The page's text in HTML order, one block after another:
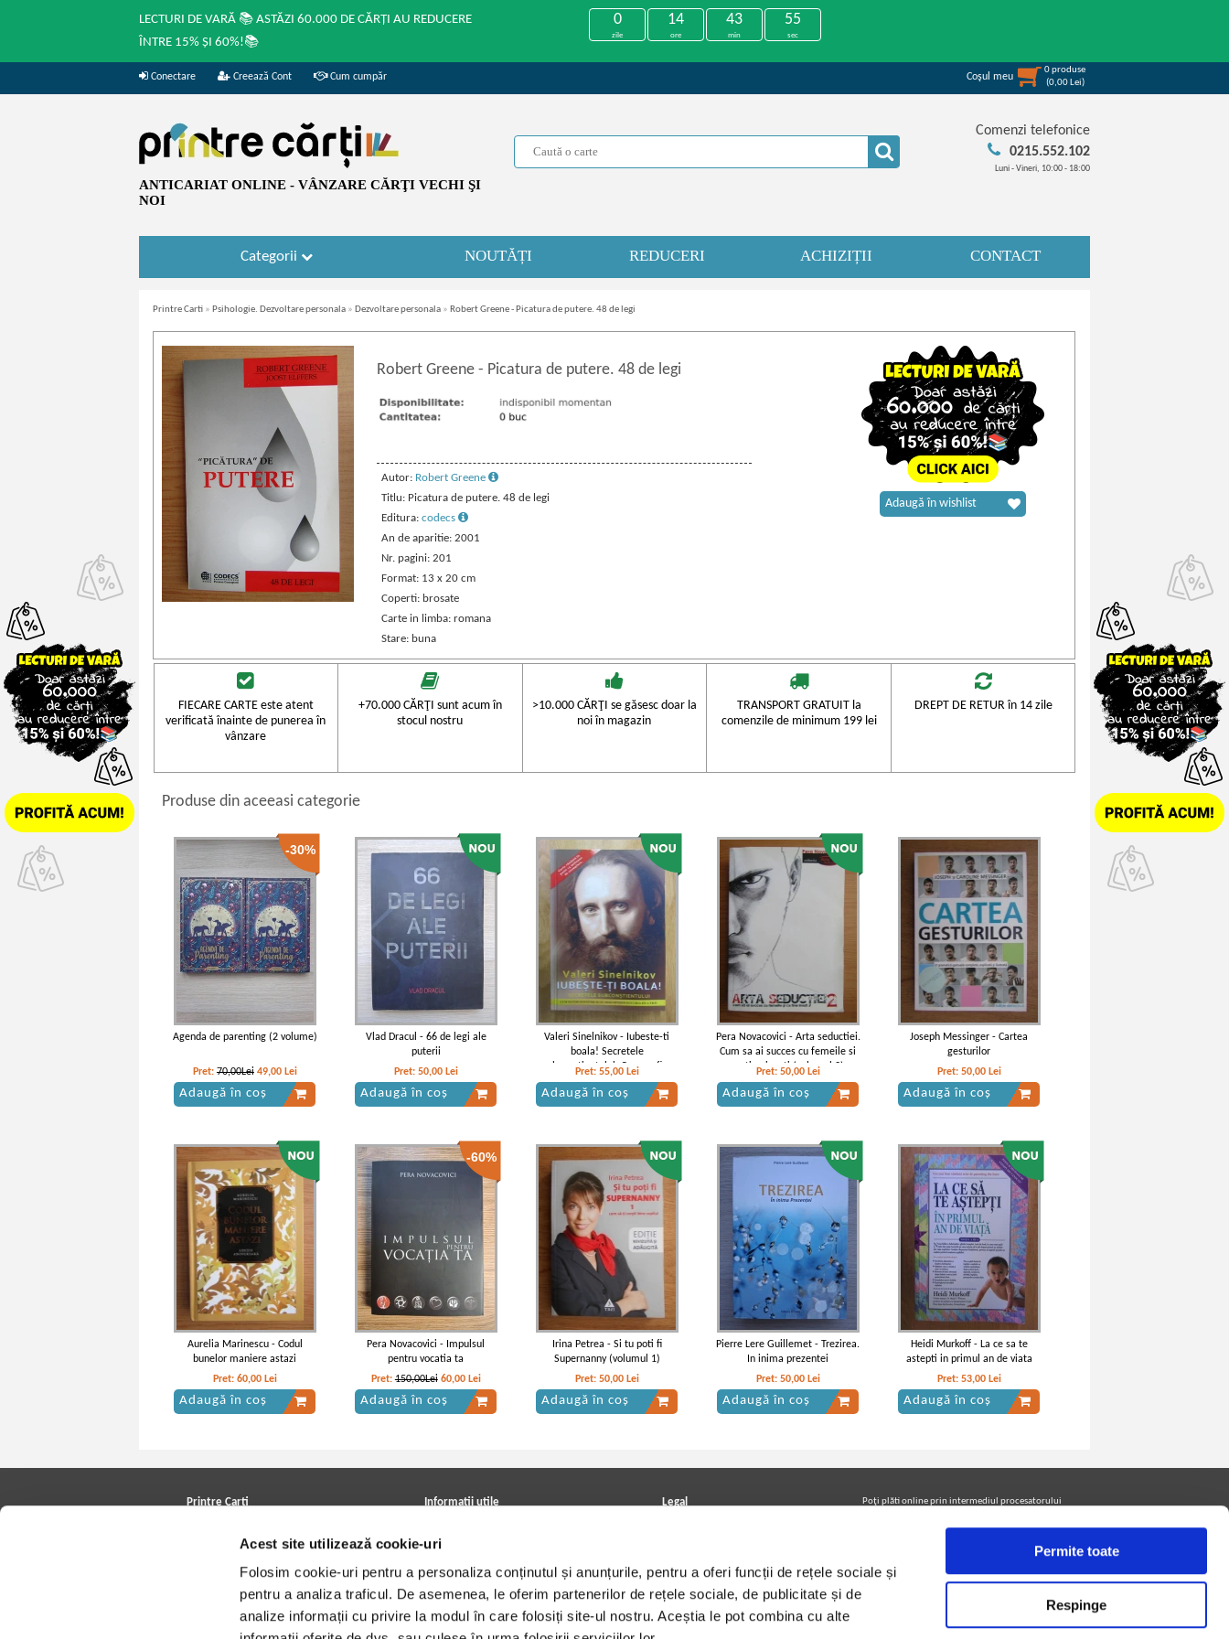
Acest site utilizează cookie-uri
Folosim cookie-uri pentru a personaliza conținutul și anunțurile, pentru a oferi funcții de rețele sociale și
pentru a analiza traficul. De asemenea, le oferim partenerilor de rețele sociale, de publicitate și de
analize informații cu privire la modul în care folosiți site-ul nostru. Aceștia le pot combina cu alte
Permite toate
Respinge
LECTURI DE VARĂ 📚 ASTĂZI 60.000 DE CĂRȚI AU REDUCERE
ÎNTRE 15% ȘI 60%!📚
0
zile
14
ore
43
min
55
sec
Conectare Creează Cont Cum cumpăr Coşul meu
0produse
(0,00 Lei)
ANTICARIAT ONLINE - VÂNZARE CĂRŢI VECHI ŞI
NOI
Comenzi telefonice
0215.552.102
Luni - Vineri, 10:00 - 18:00
Categorii NOUTĂȚI REDUCERI ACHIZIȚII CONTACT
Printre Carti » Psihologie. Dezvoltare personala » Dezvoltare personala » Robert Greene - Picatura de putere. 48 de legi
Robert Greene - Picatura de putere. 48 de legi
Autor: Robert Greene
Titlu: Picatura de putere. 48 de legi
Editura: codecs
An de aparitie: 2001
Nr. pagini: 201
Format: 13 x 20 cm
Coperti: brosate
Carte in limba: romana
Stare: buna
Adaugă în wishlist
FIECARE CARTE este atent
verificată înainte de punerea în
vânzare
+70.000 CĂRŢI sunt acum în
stocul nostru
>10.000 CĂRŢI se găsesc doar la
noi în magazin
TRANSPORT GRATUIT la
comenzile de minimum 199 lei
DREPT DE RETUR în 14 zile
Produse din aceeasi categorie
-30%
Agenda de parenting (2 volume)
Pret: 70,00Lei 49,00 Lei
Adaugă în coș
Vlad Dracul - 66 de legi ale
puterii
Pret: 50,00 Lei
Adaugă în coș
Valeri Sinelnikov - Iubeste-ti
boala! Secretele
subconstientului. Cum sa fim
sanatosi si sa descoperim
bucuria de a trai
Pret: 55,00 Lei
Adaugă în coș
Pera Novacovici - Arta seductiei.
Cum sa ai succes cu femeile si
cu tine insuti (volumul 2)
Pret: 50,00 Lei
Adaugă în coș
Joseph Messinger - Cartea
gesturilor
Pret: 50,00 Lei
Adaugă în coș
Aurelia Marinescu - Codul
bunelor maniere astazi
Pret: 60,00 Lei
Adaugă în coș
-60%
Pera Novacovici - Impulsul
pentru vocatia ta
Pret:150,00Lei 60,00 Lei
Adaugă în coș
Irina Petrea - Si tu poti fi
Supernanny (volumul 1)
Pret: 50,00 Lei
Adaugă în coș
Pierre Lere Guillemet - Trezirea.
In inima prezentei
Pret: 50,00 Lei
Adaugă în coș
Heidi Murkoff - La ce sa te
astepti in primul an de viata
Pret: 53,00 Lei
Adaugă în coș
Printre Carti
Cele mai căutate cărți
Blog Printre Carti
Cărţi sub 5 lei
Informatii utile
Achizitii viniluri, casete, CD/DVD
Cum cumpar?
Politica de livrare
Retur comenzi
Angajari - Cariere
Legal
Termeni si conditii
Utilizare cookie-uri
Poţi plăti online prin intermediul procesatorului
Urmăreşte-ne pe facebook pentru a fi la curent cu